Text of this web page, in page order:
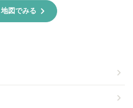
地図でみる chevron_right
chevron_right
chevron_right